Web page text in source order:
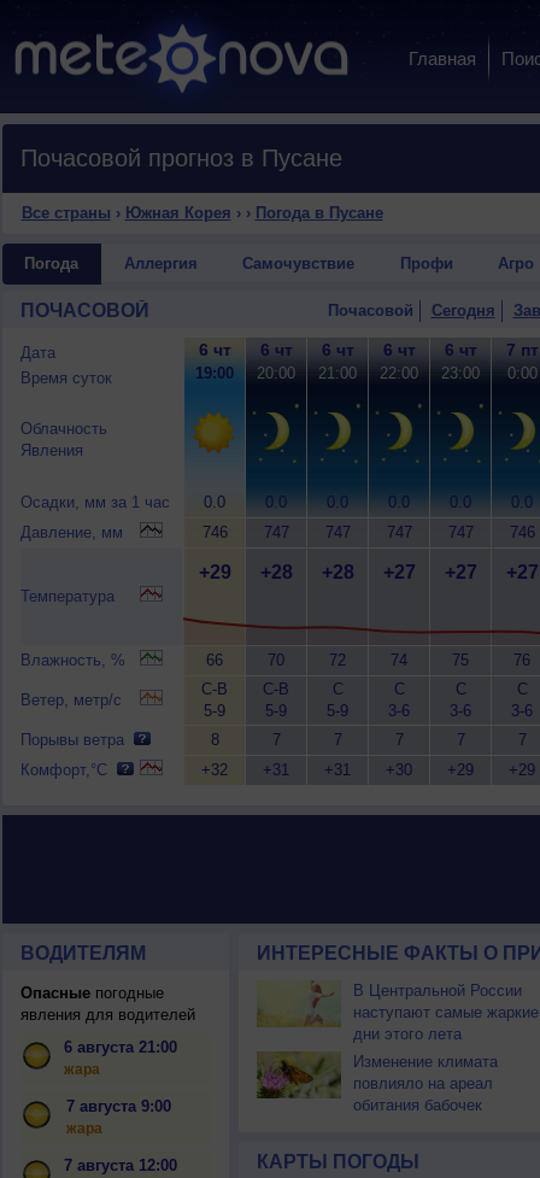
Главная
Почасовой прогноз в Пусане
Все страны › Южная Корея › › Погода в Пусане
Погода Аллергия Самочувствие Профи Агро
ПОЧАСОВОЙ Почасовой Сегодня
Дата
Время суток
Облачность
Явления
Осадки, мм за 1 час
Давление, мм
Температура
Влажность, %
Ветер, метр/с
Порывы ветра
Комфорт,°C
6 чт
19:00
0.0
746
+29
66
С-В
5-9
8
+32
6 чт
20:00
0.0
747
+28
70
С-В
5-9
7
+31
6 чт
21:00
0.0
747
+28
72
С
5-9
7
+31
6 чт
22:00
0.0
747
+27
74
С
3-6
7
+30
6 чт
23:00
0.0
747
+27
75
С
3-6
7
+29
7 пт
0:00
0.0
746
+27
76
С
3-6
7
+29
ВОДИТЕЛЯМ
Опасныепогодные
явления для водителей
6 августа 21:00
жара
7 августа 9:00
жара
7 августа 12:00
ИНТЕРЕСНЫЕ ФАКТЫ О
В Центральной России
наступают самые жаркие
дни этого лета
Изменение климата
повлияло на ареал
обитания бабочек
КАРТЫ ПОГОДЫ